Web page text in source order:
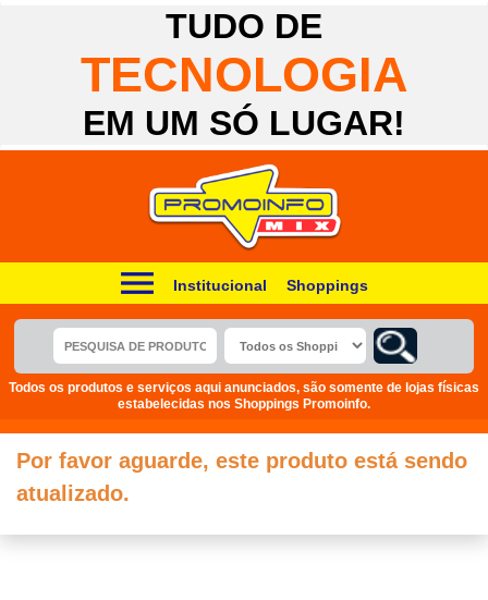
TUDO DE
TECNOLOGIA
EM UM SÓ LUGAR!
Todos os produtos e serviços aqui anunciados, são somente de lojas físicas
estabelecidas nos Shoppings Promoinfo.
Institucional Shoppings
Por favor aguarde, este produto está sendo
atualizado.